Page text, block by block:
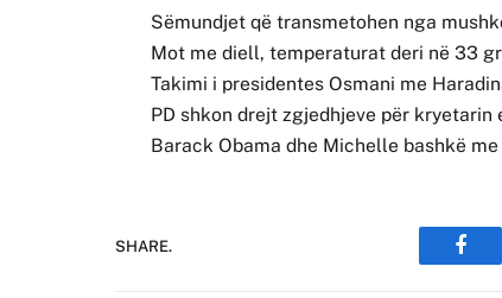
Sëmundjet që transmetohen nga
Mot me diell, temperaturat deri në 33
Takimi i presidentes Osmani me
PD shkon drejt zgjedhjeve për
Barack Obama dhe Michelle bashkë
SHARE.